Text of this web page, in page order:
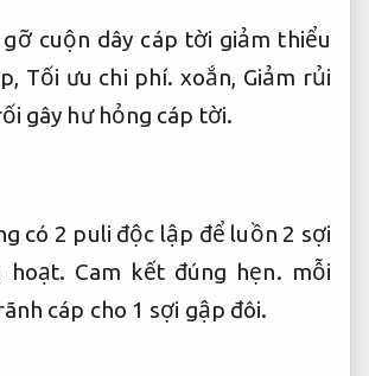
cuộn dây cáp tời giảm thiểu
Tối ưu chi phí. xoắn, Giảm rủi
gây hư hỏng cáp tời.
có 2 puli độc lập để luồn 2 sợi
hoạt. Cam kết đúng hẹn. mỗi
cáp cho 1 sợi gập đôi.